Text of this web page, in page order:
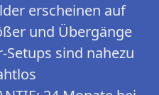
erscheinen auf
und Übergänge
sind nahezu